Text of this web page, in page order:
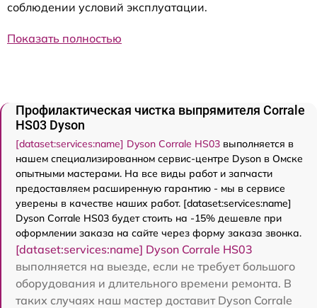
соблюдении условий эксплуатации.
Показать полностью
Профилактическая чистка выпрямителя Corrale
HS03 Dyson
[dataset:services:name] Dyson Corrale HS03 выполняется в
нашем специализированном сервис-центре Dyson в Омске
опытными мастерами. На все виды работ и запчасти
предоставляем расширенную гарантию - мы в сервисе
уверены в качестве наших работ. [dataset:services:name]
Dyson Corrale HS03 будет стоить на -15% дешевле при
оформлении заказа на сайте через форму заказа звонка.
[dataset:services:name] Dyson Corrale HS03
выполняется на выезде, если не требует большого
оборудования и длительного времени ремонта. В
таких случаях наш мастер доставит Dyson Corrale